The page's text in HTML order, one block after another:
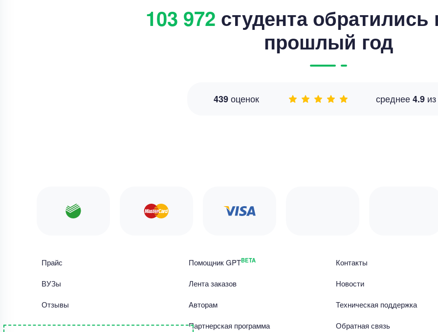
103 972 студента обратились
прошлый год
439оценок среднее4.9 из
Прайс
ВУЗы
Отзывы
Библиотека работ
Помощник GPTBETA
Лента заказов
Авторам
Партнерская программа
Контакты
Новости
Техническая поддержка
Обратная связь